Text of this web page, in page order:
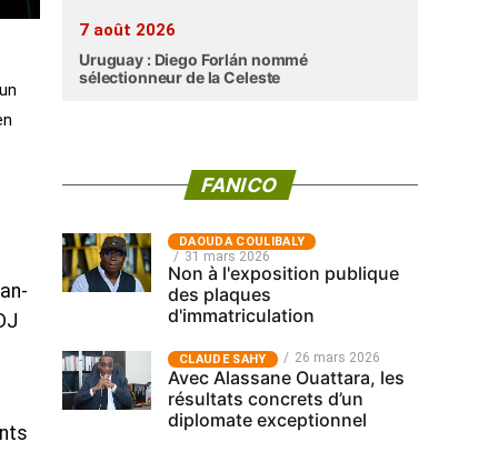
7 août 2026
Uruguay : Diego Forlán nommé
sélectionneur de la Celeste
FANICO
‎DAOUDA COULIBALY
31 mars 2026
Non à l'exposition publique
des plaques
d'immatriculation
CLAUDE SAHY 26 mars 2026
Avec Alassane Ouattara, les
résultats concrets d’un
diplomate exceptionnel